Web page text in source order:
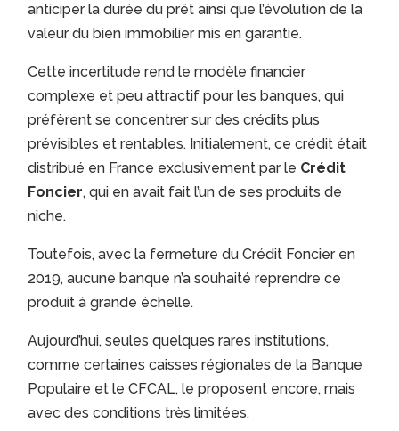
anticiper la durée du prêt ainsi que l’évolution de la
valeur du bien immobilier mis en garantie.
Cette incertitude rend le modèle financier
complexe et peu attractif pour les banques, qui
préfèrent se concentrer sur des crédits plus
prévisibles et rentables. Initialement, ce crédit était
distribué en France exclusivement par le Crédit
Foncier, qui en avait fait l’un de ses produits de
niche.
Toutefois, avec la fermeture du Crédit Foncier en
2019, aucune banque n’a souhaité reprendre ce
produit à grande échelle.
Aujourd’hui, seules quelques rares institutions,
comme certaines caisses régionales de la Banque
Populaire et le CFCAL, le proposent encore, mais
avec des conditions très limitées.